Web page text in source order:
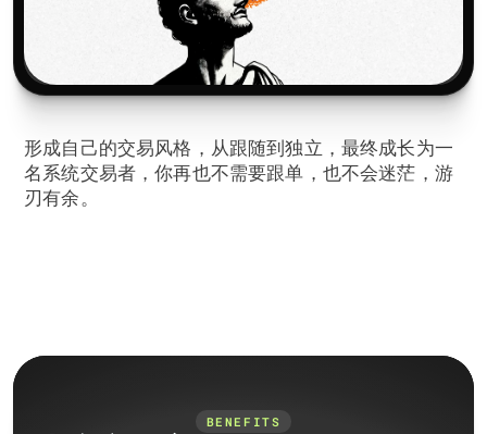
BENEFITS
6️⃣ 成为专业交易者
形成自己的交易风格，从跟随到独立，最终成长为一
名系统交易者，你再也不需要跟单，也不会迷茫，游
刃有余。